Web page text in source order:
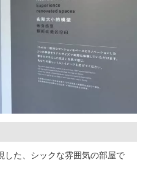
した、シックな雰囲気の部屋で